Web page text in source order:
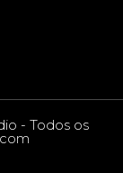
- Todos os